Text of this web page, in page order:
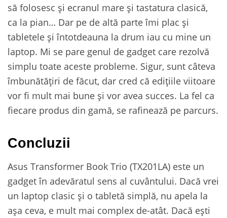
să folosesc și ecranul mare și tastatura clasică,
ca la pian… Dar pe de altă parte îmi plac și
tabletele și întotdeauna la drum iau cu mine un
laptop. Mi se pare genul de gadget care rezolvă
simplu toate aceste probleme. Sigur, sunt câteva
îmbunătățiri de făcut, dar cred că edițiile viitoare
vor fi mult mai bune și vor avea succes. La fel ca
fiecare produs din gamă, se rafinează pe parcurs.
Concluzii
Asus Transformer Book Trio (TX201LA) este un
gadget în adevăratul sens al cuvântului. Dacă vrei
un laptop clasic și o tabletă simplă, nu apela la
așa ceva, e mult mai complex de-atât. Dacă ești